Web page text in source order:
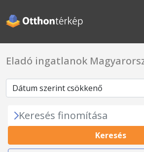
Eladó ingatlanok
Keresés finomítása
Keresés